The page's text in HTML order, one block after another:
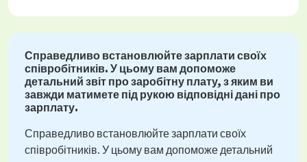
Справедливо встановлюйте зарплати своїх
співробітників. У цьому вам допоможе
детальний звіт про заробітну плату, з яким ви
завжди матимете під рукою відповідні дані про
зарплату.
Справедливо встановлюйте зарплати своїх
співробітників. У цьому вам допоможе детальний